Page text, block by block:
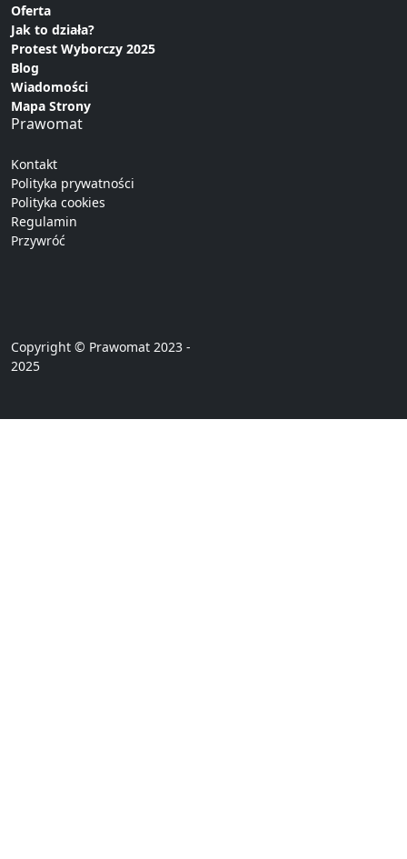
Oferta
Jak to działa?
Protest Wyborczy 2025
Blog
Wiadomości
Mapa Strony
Prawomat
Kontakt
Polityka prywatności
Polityka cookies
Regulamin
Przywróć
Copyright © Prawomat 2023 -
2025